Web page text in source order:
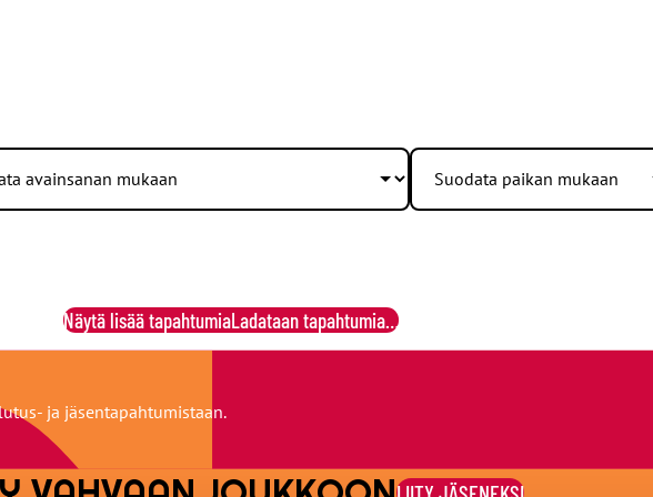
Näytä lisää tapahtumiaLadataan tapahtumia…
ja jäsentapahtumistaan.